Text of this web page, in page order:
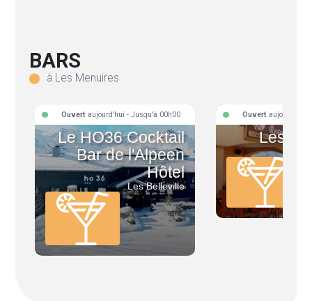
BARS
à Les Menuires
Le HO36 Cocktail
Bar de l'Alpeen
Hôtel
Les Belleville
Ouvert aujourd'hui - Jusqu'à 00h00
Les
Ouvert aujourd'hui